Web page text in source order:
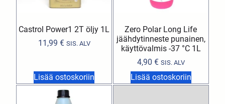
Castrol Power1 2T öljy 1L
11,99 € SIS. ALV
Lisää ostoskoriin
Zero Polar Long Life
jäähdytinneste punainen,
käyttövalmis -37 °C 1L
4,90 € SIS. ALV
Lisää ostoskoriin